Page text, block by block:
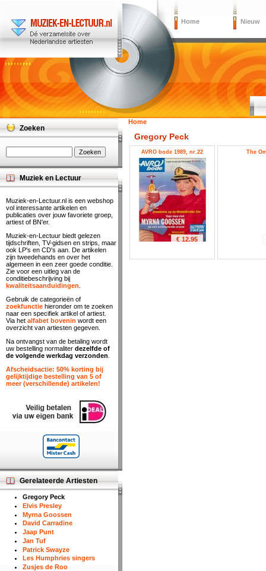
Home Nieuw
Home
Gregory Peck
AVRO bode 1989, nr.22
€ 12.95
The
Zoeken
Muziek en Lectuur
Muziek-en-Lectuur.nl is een webshop
vol interessante artikelen en
publicaties over jouw favoriete groep,
artiest of BN'er.
Muziek-en-Lectuur biedt gelezen
tijdschriften, TV-gidsen en strips, maar
ook LP's en CD's aan. De artikelen
zijn tweedehands en over het
algemeen in een zeer goede conditie.
Zie voor een uitleg van de
conditiebeschrijving bij
kwaliteitsaanduidingen
Gebruik de categorieën of
zoekfunctie hieronder om te zoeken
naar een specifiek artikel of artiest.
Via het alfabet bovenin wordt een
overzicht van artiesten gegeven.
Na ontvangst van de betaling wordt
uw bestelling normaliter dezelfde of
de volgende werkdag verzonden
Afscheidsactie: 50% korting bij
gelijktijdige bestelling van 5 of
meer (verschillende) artikelen!
Gerelateerde Artiesten
Gregory Peck
Elvis Presley
Myrna Goossen
David Carradine
Jaap Punt
Jan Tuf
Patrick Swayze
Les Humphries singers
Zusjes de Roo